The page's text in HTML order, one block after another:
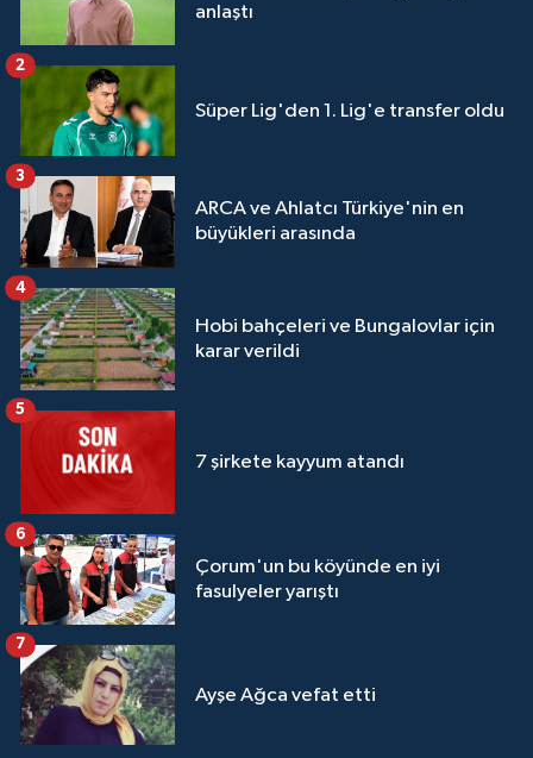
anlaştı
Süper Lig'den 1. Lig'e transfer oldu
2
ARCA ve Ahlatcı Türkiye'nin en
büyükleri arasında
3
Hobi bahçeleri ve Bungalovlar için
karar verildi
4
7 şirkete kayyum atandı
5
Çorum'un bu köyünde en iyi
fasulyeler yarıştı
6
Ayşe Ağca vefat etti
7